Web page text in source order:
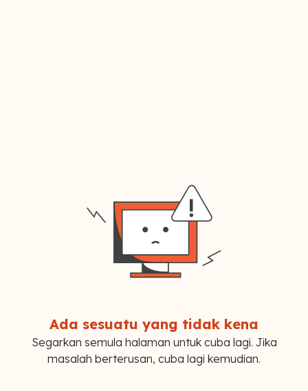
Ada sesuatu yang tidak kena
Segarkan semula halaman untuk cuba lagi. Jika
masalah berterusan, cuba lagi kemudian.